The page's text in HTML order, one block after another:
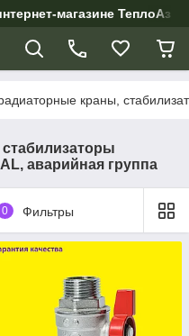
магазине ТеплоАзии
краны,
аварийная группа
0 Фильтры